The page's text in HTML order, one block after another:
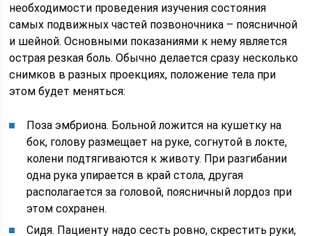
необходимости проведения изучения состояния
самых подвижных частей позвоночника – поясничной
и шейной. Основными показаниями к нему является
острая резкая боль. Обычно делается сразу несколько
снимков в разных проекциях, положение тела при
этом будет меняться:
Поза эмбриона. Больной ложится на кушетку на
бок, голову размещает на руке, согнутой в локте,
колени подтягиваются к животу. При разгибании
одна рука упирается в край стола, другая
располагается за головой, поясничный лордоз при
этом сохранен.
Сидя. Пациенту надо сесть ровно, скрестить руки,